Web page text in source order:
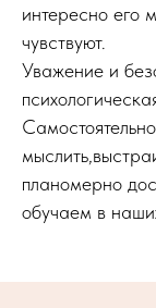
интересно его
чувствуют.
Уважение и
планомерно
обучаем в